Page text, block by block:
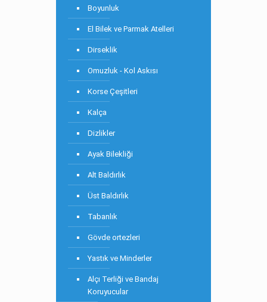
Boyunluk
El Bilek ve Parmak Atelleri
Dirseklik
Omuzluk - Kol Askısı
Korse Çeşitleri
Kalça
Dizlikler
Ayak Bilekliği
Alt Baldırlık
Üst Baldırlık
Tabanlık
Gövde ortezleri
Yastık ve Minderler
Alçı Terliği ve Bandaj
Koruyucular